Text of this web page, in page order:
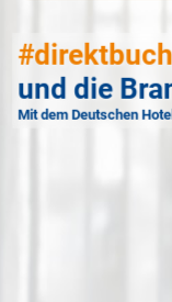
und die
Mit dem Deutschen